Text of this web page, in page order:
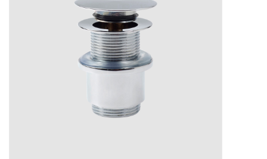
Robinets & vidanges
Accessoires de salle de bain